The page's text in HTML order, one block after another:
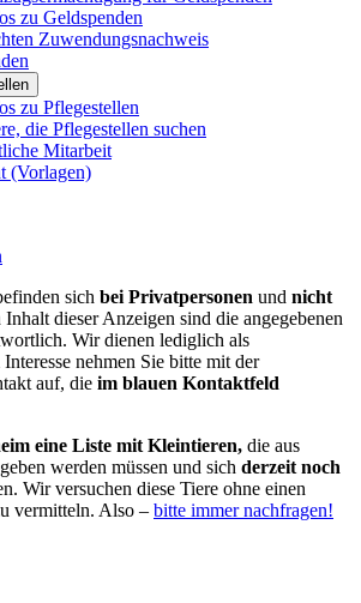
zu Geldspenden
Zuwendungsnachweis
zu Pflegestellen
die Pflegestellen suchen
Mitarbeit
(Vorlagen)
sich bei Privatpersonen und nicht
Inhalt dieser Anzeigen sind die angegebenen
Wir dienen lediglich als
nehmen Sie bitte mit der
auf, die im blauen Kontaktfeld
eine Liste mit Kleintieren, die aus
werden müssen und sich derzeit noch
Wir versuchen diese Tiere ohne einen
vermitteln. Also – bitte immer nachfragen!